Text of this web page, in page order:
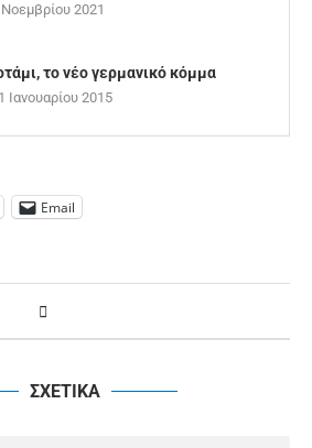
2021
το νέο γερμανικό κόμμα
Ιανουαρίου 2015
Email
ΣΧΕΤΙΚΑ